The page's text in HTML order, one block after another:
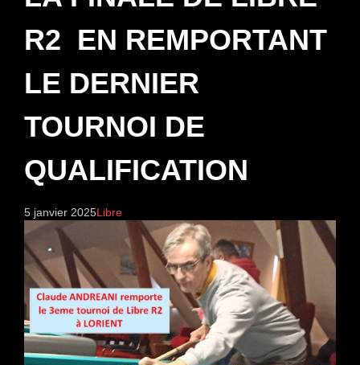
R2 EN REMPORTANT
LE DERNIER
TOURNOI DE
QUALIFICATION
5 janvier 2025Libre